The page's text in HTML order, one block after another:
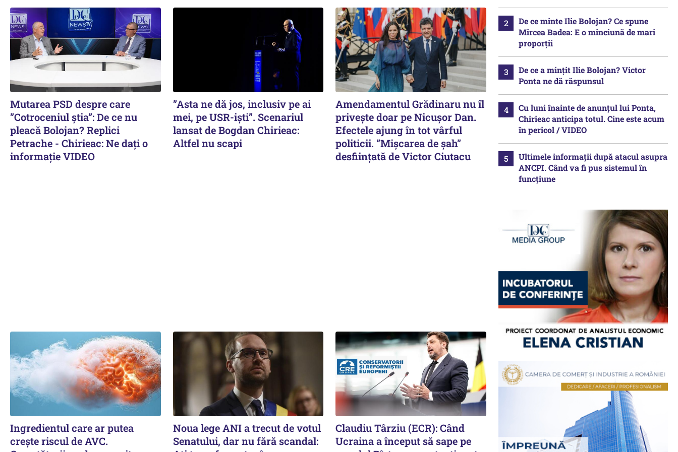
Mutarea PSD despre care
”Cotroceniul știa”: De ce nu
pleacă Bolojan? Replici
Petrache - Chirieac: Ne dați o
informație VIDEO
”Asta ne dă jos, inclusiv pe ai
mei, pe USR-iști”. Scenariul
lansat de Bogdan Chirieac:
Altfel nu scapi
Amendamentul Grădinaru nu îl
privește doar pe Nicușor Dan.
Efectele ajung în tot vârful
politicii. ”Mișcarea de șah”
desființată de Victor Ciutacu
Ingredientul care ar putea
crește riscul de AVC.
Noua lege ANI a trecut de votul
Senatului, dar nu fără scandal:
Claudiu Târziu (ECR): Când
Ucraina a început să sape pe
De ce minte Ilie Bolojan? Ce spune
Mircea Badea: E o minciună de mari
proporții
De ce a mințit Ilie Bolojan? Victor
Ponta ne dă răspunsul
Cu luni înainte de anunțul lui Ponta,
Chirieac anticipa totul. Cine este acum
în pericol / VIDEO
Ultimele informații după atacul asupra
ANCPI. Când va fi pus sistemul în
funcțiune